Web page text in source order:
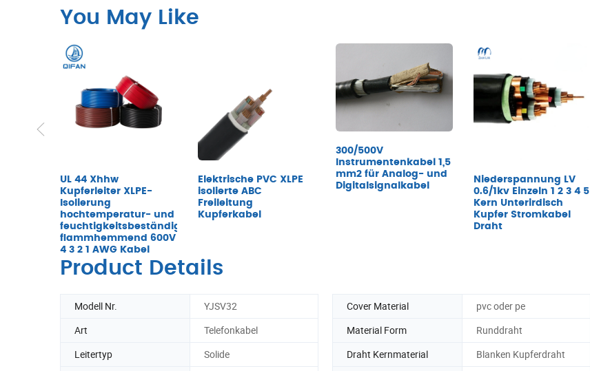
You May Like
UL 44 Xhhw
Kupferleiter XLPE-
Isolierung
hochtemperatur- und
feuchtigkeitsbeständig
flammhemmend 600V
4 3 2 1 AWG Kabel
Elektrische PVC XLPE
isolierte ABC
Freileitung
Kupferkabel
300/500V
Instrumentenkabel 1,5
mm2 für Analog- und
Digitalsignalkabel
Niederspannung LV
0.6/1kv Einzeln 1 2 3 4 5
Kern Unterirdisch
Kupfer Stromkabel
Draht
Product Details
Modell Nr. YJSV32 Cover Material
pvc oder pe
Art
Telefonkabel Material Form
Runddraht
Leitertyp
Solide Draht Kernmaterial
Blanken Kupferdraht